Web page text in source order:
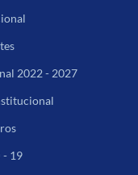
2022 - 2027
- 19